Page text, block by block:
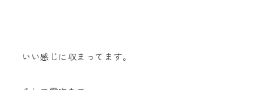
いい感じに収まってます。